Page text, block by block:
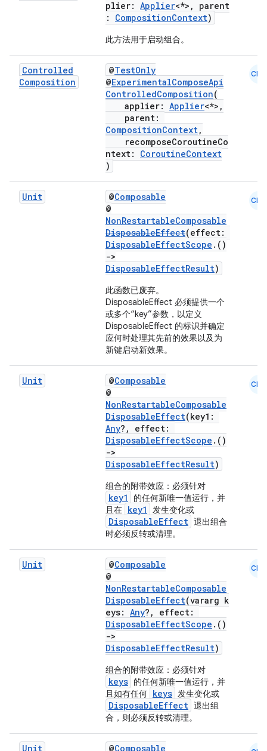
plier: Applier<*>, parent
: CompositionContext)
此方法用于启动组合。
Controlled
Composition
@TestOnly
@ExperimentalComposeApi
ControlledComposition(
applier: Applier<*>,
parent:
CompositionContext,
recomposeCoroutineCo
ntext: CoroutineContext
)
CMN
Unit @Composable
@
NonRestartableComposable
DisposableEffect(effect:
DisposableEffectScope .()
->
DisposableEffectResult)
此函数已废弃。
DisposableEffect 必须提供一个
或多个“key”参数，以定义
DisposableEffect 的标识并确定
应何时处理其先前的效果以及为
新键启动新效果。
CMN
Unit @Composable
@
NonRestartableComposable
DisposableEffect(key1:
Any?, effect:
DisposableEffectScope .()
->
DisposableEffectResult)
组合的附带效应：必须针对
key1
的任何新唯一值运行，并
且在 key1 发生变化或
DisposableEffect 退出组合
时必须反转或清理。
CMN
Unit @Composable
@
NonRestartableComposable
DisposableEffect(vararg k
eys: Any?, effect:
DisposableEffectScope .()
->
DisposableEffectResult)
组合的附带效应：必须针对
keys 的任何新唯一值运行，并
且如有任何 keys 发生变化或
DisposableEffect 退出组
合，则必须反转或清理。
CMN
Unit @Composable